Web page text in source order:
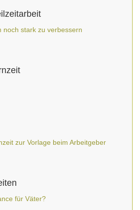
noch stark zu verbessern
zur Vorlage beim Arbeitgeber
für Väter?